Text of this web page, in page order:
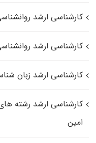
کارشناسی ارشد
کارشناسی ارشد
کارشناسی ارشد زبان
کارشناسی ارشد رﺷﺘﻪ
اﻣﻴﻦ